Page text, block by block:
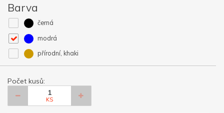
Barva
černá
modrá
přírodní, khaki
Počet kusů:
KS